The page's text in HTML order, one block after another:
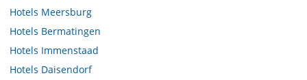
Hotels Meersburg
Hotels Bermatingen
Hotels Immenstaad
Hotels Daisendorf